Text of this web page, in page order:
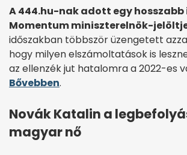
A 444.hu-nak adott egy
Momentum miniszterelnök-
időszakban többször üzengetett
hogy milyen elszámoltatások is
az ellenzék jut hatalomra a 2022-es
Bővebben.
Novák Katalin a
magyar nő